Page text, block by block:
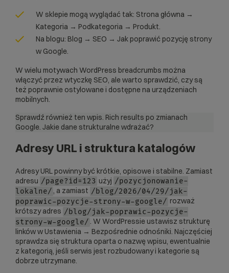
W sklepie mogą wyglądać tak: Strona główna →
Kategoria → Podkategoria → Produkt.
Na blogu: Blog → SEO → Jak poprawić pozycję strony
w Google.
W wielu motywach WordPress breadcrumbs można
włączyć przez wtyczkę SEO, ale warto sprawdzić, czy są
też poprawnie ostylowane i dostępne na urządzeniach
mobilnych.
Sprawdź również ten wpis. Rich results po zmianach
Google. Jakie dane strukturalne wdrażać?
Adresy URL i struktura katalogów
Adresy URL powinny być krótkie, opisowe i stabilne. Zamiast
adresu /page?id=123 użyj /pozycjonowanie-
lokalne/ , a zamiast /blog/2026/04/29/jak-
poprawic-pozycje-strony-w-google/ rozważ
krótszy adres /blog/jak-poprawic-pozycje-
strony-w-google/ . W WordPressie ustawisz strukturę
linków w Ustawienia → Bezpośrednie odnośniki. Najczęściej
sprawdza się struktura oparta o nazwę wpisu, ewentualnie
z kategorią, jeśli serwis jest rozbudowany i kategorie są
dobrze utrzymane.